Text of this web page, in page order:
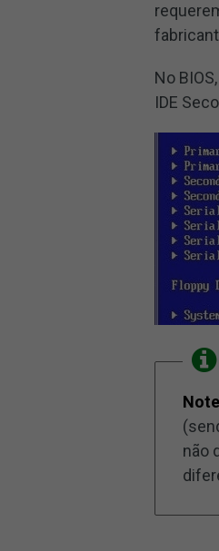
No
IDE
não